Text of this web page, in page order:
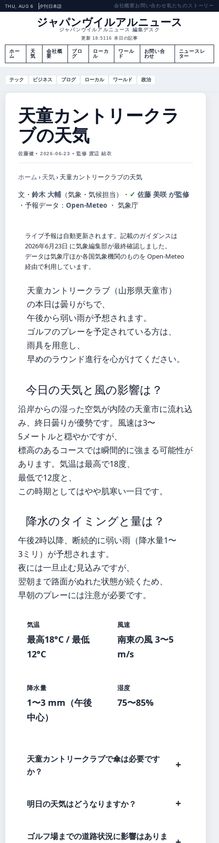
THU, AUG 6 夕刊日本語 会社概要お問い合わせ私たちのストーリー
ジャパンヴイルアルニュース
ジャパンヴイルアルニュース 編集デスク
更新 18:5116 本日の記事
ホー
ム
天
気
会社概
要
ブロ
グ
ローカ
ル
ワール
ド
お問い合
わせ
ニュースレ
ター
テック ビジネス ブログ ローカル ワールド 政治
天童カントリークラ
ブの天気
佐藤健 • 2026-06-23 • 監修 渡辺 結衣
ホーム › 天気› 天童カントリークラブの天気
文・ 鈴木 大輔 （気象・気候担当） ・
佐藤 美咲 が監修
・ 予報データ： Open-Meteo ・ 気象庁
ライブ予報は自動更新されます。記載のガイダンスは
2026年6月23日 に気象編集部が最終確認しました。
データは気象庁ほか各国気象機関のものを Open-Meteo
経由で利用しています。
天童カントリークラブ（山形県天童市）
の本日は曇りがちで、
午後から弱い雨が予想されます。
ゴルフのプレーを予定されている方は、
雨具を用意し、
早めのラウンド進行を心がけてください。
今日の天気と風の影響は？
沿岸からの湿った空気が内陸の天童市に流れ込
み、終日曇りが優勢です。風速は3〜
5メートルと穏やかですが、
標高のあるコースでは瞬間的に強まる可能性が
あります。気温は最高で18度、
最低で12度と、
この時期としてはやや肌寒い一日です。
降水のタイミングと量は？
午後2時以降、断続的に弱い雨（降水量1〜
3ミリ）が予想されます。
夜には一旦止む見込みですが、
翌朝まで路面がぬれた状態が続くため、
早朝のプレーには注意が必要です。
気温
最高18°C / 最低
12°C
風速
南東の風 3〜5
m/s
降水量
1〜3 mm（午後
中心）
湿度
75〜85%
天童カントリークラブで傘は必要です
か？
明日の天気はどうなりますか？
ゴルフ場までの道路状況に影響はありま